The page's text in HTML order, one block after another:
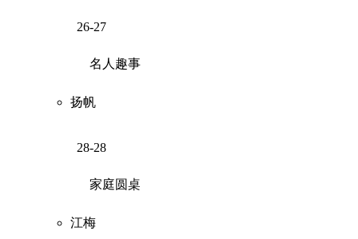
26-27
名人趣事
扬帆
28-28
家庭圆桌
江梅